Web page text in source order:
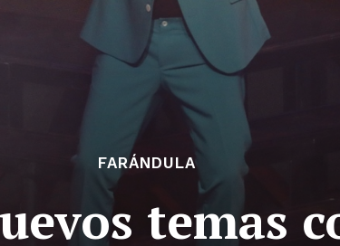
FARÁNDULA
temas